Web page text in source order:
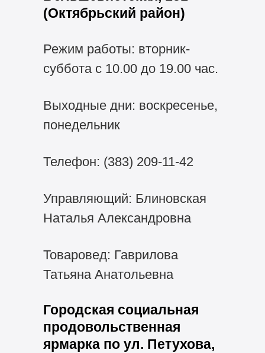
(Октябрьский район)
Режим работы: вторник-
суббота с 10.00 до 19.00 час.
Выходные дни: воскресенье,
понедельник
Телефон: (383) 209-11-42
Управляющий: Блиновская
Наталья Александровна
Товаровед: Гаврилова
Татьяна Анатольевна
Городская социальная
продовольственная
ярмарка по ул. Петухова,